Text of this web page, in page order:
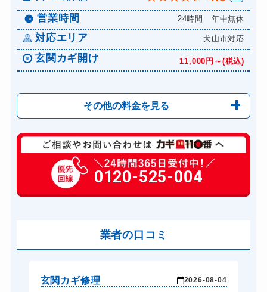
営業時間 24時間 年中無休
対応エリア 犬山市対応
玄関カギ開け 11,000円～(税込)
その他の料金を見る
玄関カギ修理 6,600円～(税込)
玄関カギ作成 14,300円～(税込)
玄関カギ交換 14,300円～(税込)
バイクカギ開け
スーツケースカギ開け 8,800円～(税込)
0120-525-004
業者の口コミ
玄関カギ修理 2026-08-04